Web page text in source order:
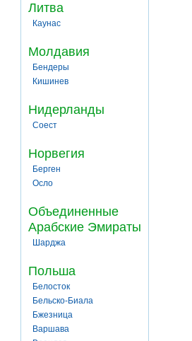
Литва
Каунас
Молдавия
Бендеры
Кишинев
Нидерланды
Соест
Норвегия
Берген
Осло
Объединенные
Арабские Эмираты
Шарджа
Польша
Белосток
Бельско-Биала
Бжезница
Варшава